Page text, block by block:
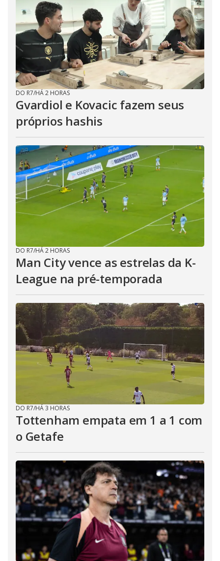
DO R7/HÁ 2 HORAS
Gvardiol e Kovacic fazem seus
próprios hashis
DO R7/HÁ 2 HORAS
Man City vence as estrelas da K-
League na pré-temporada
DO R7/HÁ 3 HORAS
Tottenham empata em 1 a 1 com
o Getafe